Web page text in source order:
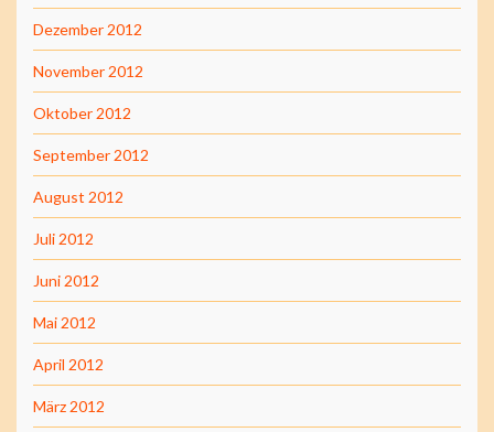
Dezember 2012
November 2012
Oktober 2012
September 2012
August 2012
Juli 2012
Juni 2012
Mai 2012
April 2012
März 2012